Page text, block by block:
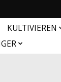
KULTIVIEREN